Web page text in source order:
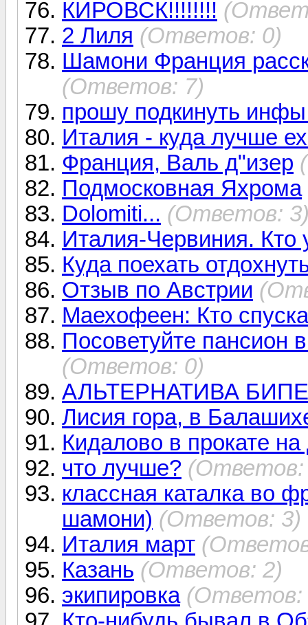
КИРОВСК!!!!!!!!
2 Лиля (Ответов: 0)
Шамони Франция
(Ответов: 7)
прошу подкинуть
Италия - куда лучше
Франция, Валь д"изер
Подмосковная Яхрома
Dolomiti... (Ответов:
Италия-Червиния. Кто
Куда поехать
Отзыв по Австрии
Маехофеен: Кто
Посоветуйте пансион
(Ответов: 0)
АЛЬТЕРНАТИВА
Лисия гора, в
Кидалово в прокате
что лучше? (Ответов:
классная каталка во
шамони) (Ответов: 3)
Италия март
Казань (Ответов: 2)
экипировка (Ответов: